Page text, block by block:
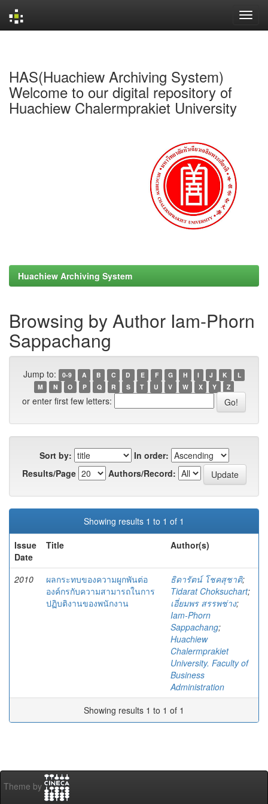
HAS(Huachiew Archiving System)
Welcome to our digital repository of
Huachiew Chalermprakiet University
Huachiew Archiving System
Browsing by Author Iam-Phorn
Sappachang
Jump to: 0-9 A B C D E F G H I J K
L
M
N O P Q R S T U V W X Y Z
or enter first few letters:
Sort by:
In order:
Results/Page
Authors/Record:
Showing results 1 to 1 of 1
Issue
Date
Title Author(s)
2010
ผลกระทบของความผูกพันต่อ
องค์กรกับความสามารถในการ
ปฏิบติงานของพนักงาน
ธิดารัตน์ โชคสุชาติ;
Tidarat Choksuchart;
เอี่ยมพร สรรพช่าง;
Iam-Phorn
Sappachang;
Huachiew
Chalermprakiet
University. Faculty of
Business
Administration
Showing results 1 to 1 of 1
Theme by